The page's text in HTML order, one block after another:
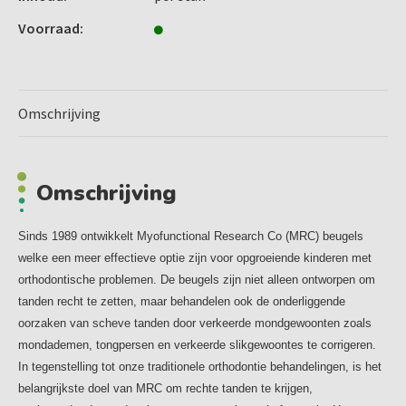
scheef gaan groeien
mondademen en verkeerde lip- en tongfunctie zijn de
grootste oorzaak van scheve
tanden en onderontwikkelde kaken. Onderzoek wijst uit
dat, indien deze problemen blijven bestaan in het
permanente gebit,
dit vaak complexe orthodontische behandelingen tot
gevolg heeft. Beugels en het trekken van tanden/kiezen
lossen deze problemen niet op en deze gewoonten dienen
het best op een zo jong mogelijke leeftijd behandeld te
worden. Zo gauw de oorzaken gecorrigeerd zijn, zal de
natuurlijke groei en rechtstand van de tanden plaatsvinden.
Voorraad:
Omschrijving
Omschrijving
Sinds 1989 ontwikkelt Myofunctional Research Co (MRC) beugels
welke een meer effectieve optie zijn voor opgroeiende kinderen met
orthodontische problemen. De beugels zijn niet alleen ontworpen om
tanden recht te zetten, maar behandelen ook de onderliggende
oorzaken van scheve tanden door verkeerde mondgewoonten zoals
mondademen, tongpersen en verkeerde slikgewoontes te corrigeren.
In tegenstelling tot onze traditionele orthodontie behandelingen, is het
belangrijkste doel van MRC om rechte tanden te krijgen,